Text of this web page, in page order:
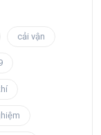
cải vận